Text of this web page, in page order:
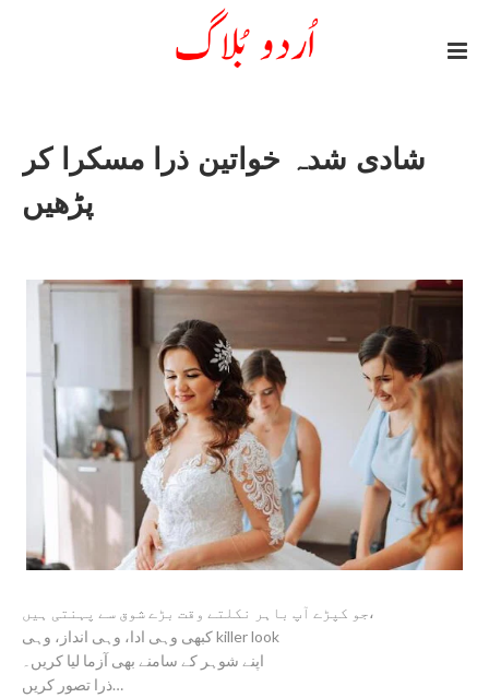
شادی شدہ خواتین ذرا مسکرا کر
پڑھیں
جو کپڑے آپ باہر نکلتے وقت بڑے شوق سے پہنتی ہیں،
کبھی وہی ادا، وہی انداز، وہی killer look
اپنے شوہر کے سامنے بھی آزما لیا کریں۔
ذرا تصور کریں…